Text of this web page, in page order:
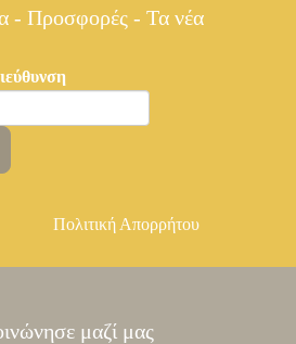
μαζί μας
Πολιτική Απορρήτου
- Προσφορές - Τα νέα